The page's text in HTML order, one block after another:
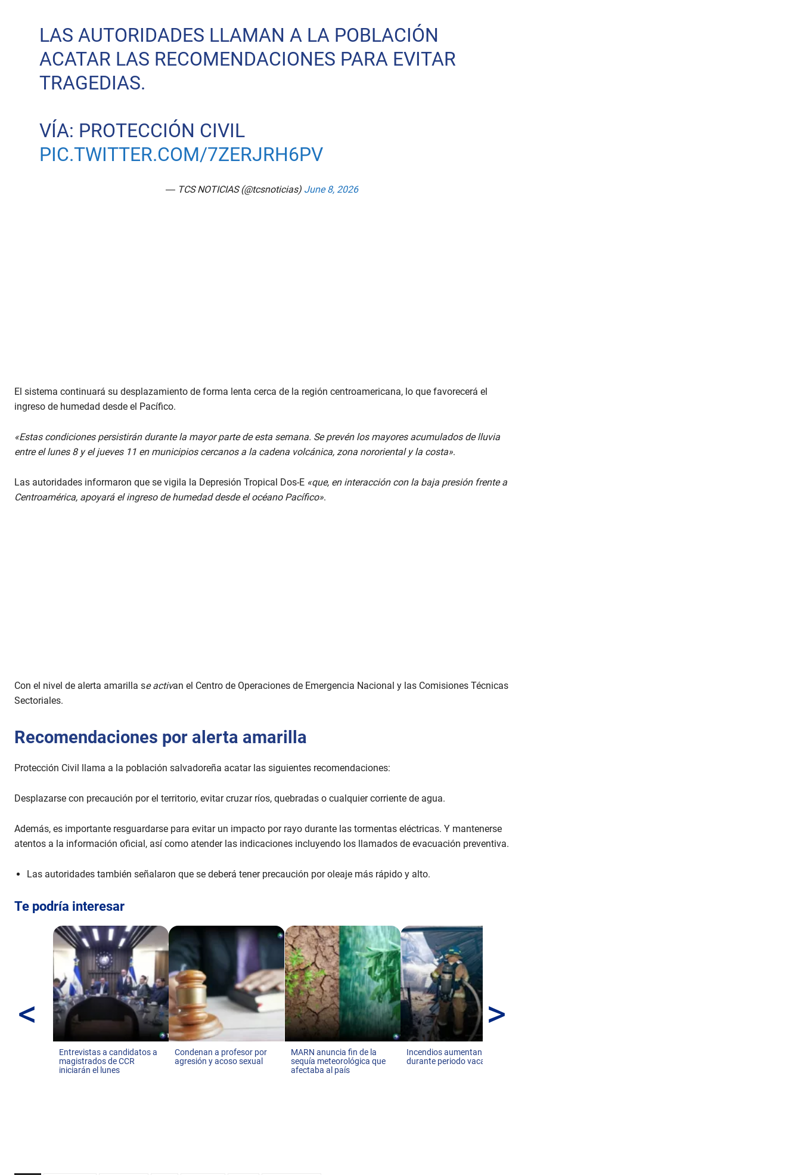
LAS AUTORIDADES LLAMAN A LA POBLACIÓN
ACATAR LAS RECOMENDACIONES PARA EVITAR
TRAGEDIAS.
VÍA: PROTECCIÓN CIVIL
PIC.TWITTER.COM/7ZERJRH6PV
— TCS NOTICIAS (@tcsnoticias) June 8, 2026
El sistema continuará su desplazamiento de forma lenta cerca de la región centroamericana, lo que favorecerá el
ingreso de humedad desde el Pacífico.
«Estas condiciones persistirán durante la mayor parte de esta semana. Se prevén los mayores acumulados de lluvia
entre el lunes 8 y el jueves 11 en municipios cercanos a la cadena volcánica, zona nororiental y la costa».
Las autoridades informaron que se vigila la Depresión Tropical Dos-E «que, en interacción con la baja presión frente a
Centroamérica, apoyará el ingreso de humedad desde el océano Pacífico».
Con el nivel de alerta amarilla se activan el Centro de Operaciones de Emergencia Nacional y las Comisiones Técnicas
Sectoriales.
Recomendaciones por alerta amarilla
Protección Civil llama a la población salvadoreña acatar las siguientes recomendaciones:
Desplazarse con precaución por el territorio, evitar cruzar ríos, quebradas o cualquier corriente de agua.
Además, es importante resguardarse para evitar un impacto por rayo durante las tormentas eléctricas. Y mantenerse
atentos a la información oficial, así como atender las indicaciones incluyendo los llamados de evacuación preventiva.
Las autoridades también señalaron que se deberá tener precaución por oleaje más rápido y alto.
Te podría interesar
<
Entrevistas a candidatos a
magistrados de CCR
iniciarán el lunes
Condenan a profesor por
agresión y acoso sexual
MARN anuncia fin de la
sequía meteorológica que
afectaba al país
Incendios aumentan 68 %
durante periodo vacacional
>